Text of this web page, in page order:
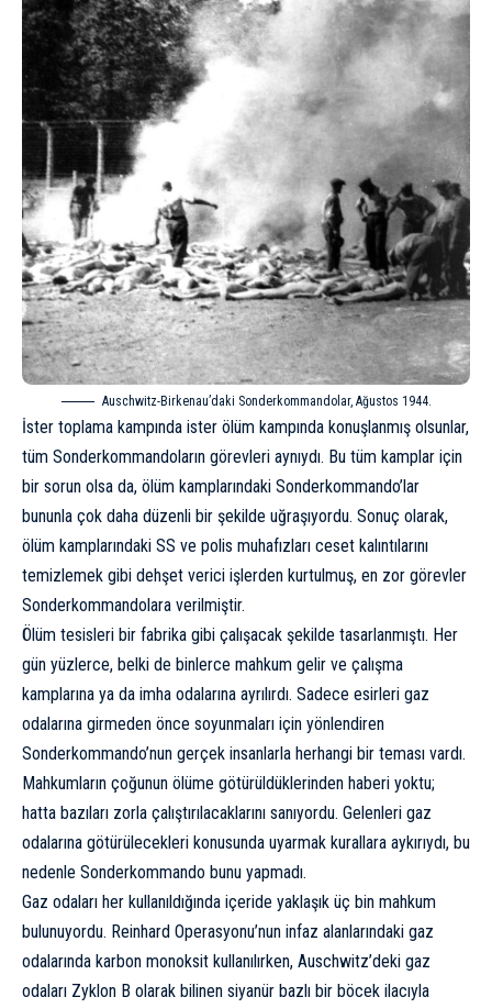
Auschwitz-Birkenau’daki Sonderkommandolar, Ağustos 1944.
İster toplama kampında ister ölüm kampında konuşlanmış olsunlar,
tüm Sonderkommandoların görevleri aynıydı. Bu tüm kamplar için
bir sorun olsa da, ölüm kamplarındaki Sonderkommando’lar
bununla çok daha düzenli bir şekilde uğraşıyordu. Sonuç olarak,
ölüm kamplarındaki SS ve polis muhafızları ceset kalıntılarını
temizlemek gibi dehşet verici işlerden kurtulmuş, en zor görevler
Sonderkommandolara verilmiştir.
Ölüm tesisleri bir fabrika gibi çalışacak şekilde tasarlanmıştı. Her
gün yüzlerce, belki de binlerce mahkum gelir ve çalışma
kamplarına ya da imha odalarına ayrılırdı. Sadece esirleri gaz
odalarına girmeden önce soyunmaları için yönlendiren
Sonderkommando’nun gerçek insanlarla herhangi bir teması vardı.
Mahkumların çoğunun ölüme götürüldüklerinden haberi yoktu;
hatta bazıları zorla çalıştırılacaklarını sanıyordu. Gelenleri gaz
odalarına götürülecekleri konusunda uyarmak kurallara aykırıydı, bu
nedenle Sonderkommando bunu yapmadı.
Gaz odaları her kullanıldığında içeride yaklaşık üç bin mahkum
bulunuyordu. Reinhard Operasyonu’nun infaz alanlarındaki gaz
odalarında karbon monoksit kullanılırken, Auschwitz’deki gaz
odaları Zyklon B olarak bilinen siyanür bazlı bir böcek ilacıyla